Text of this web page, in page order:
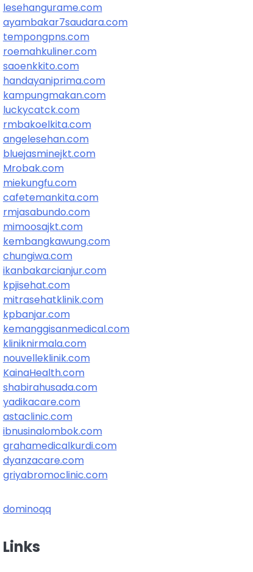
lesehangurame.com
ayambakar7saudara.com
tempongpns.com
roemahkuliner.com
saoenkkito.com
handayaniprima.com
kampungmakan.com
luckycatck.com
rmbakoelkita.com
angelesehan.com
bluejasminejkt.com
Mrobak.com
miekungfu.com
cafetemankita.com
rmjasabundo.com
mimoosajkt.com
kembangkawung.com
chungiwa.com
ikanbakarcianjur.com
kpjisehat.com
mitrasehatklinik.com
kpbanjar.com
kemanggisanmedical.com
kliniknirmala.com
nouvelleklinik.com
KainaHealth.com
shabirahusada.com
yadikacare.com
astaclinic.com
ibnusinalombok.com
grahamedicalkurdi.com
dyanzacare.com
griyabromoclinic.com
dominoqq
Links